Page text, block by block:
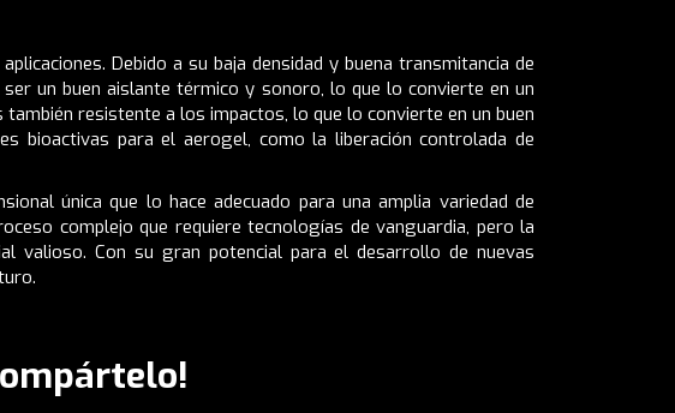
Debido a su baja densidad y buena transmitancia de
un buen aislante térmico y sonoro, lo que lo convierte en un
resistente a los impactos, lo que lo convierte en un buen
bioactivas para el aerogel, como la liberación controlada de
única que lo hace adecuado para una amplia variedad de
complejo que requiere tecnologías de vanguardia, pero la
valioso. Con su gran potencial para el desarrollo de nuevas